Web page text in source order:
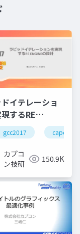
カプコン
イテレーショ
するRE
の設計
gcc2017 capcom
カプコ
ン技研
150.9K